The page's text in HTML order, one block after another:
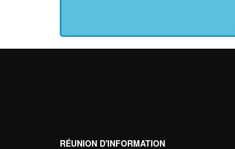
RÉUNION D'INFORMATION